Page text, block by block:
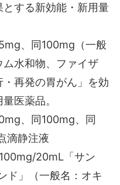
する新効能・新用量
、同100mg（一般
水和物、ファイザ
再発の胃がん」を効
医薬品。
、同100mg、同
滴静注液
20mL「サン
ド」（一般名：オキ